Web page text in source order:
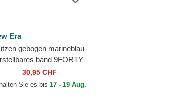
Era
gebogen marineblau
band 9FORTY
League der Tennessee
NFL von New Era
30,95 CHF
Sie es bis 17 - 19 Aug.